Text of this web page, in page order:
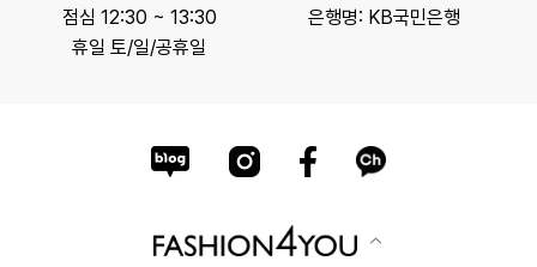
점심 12:30 ~ 13:30
휴일 토/일/공휴일
은행명: KB국민은행